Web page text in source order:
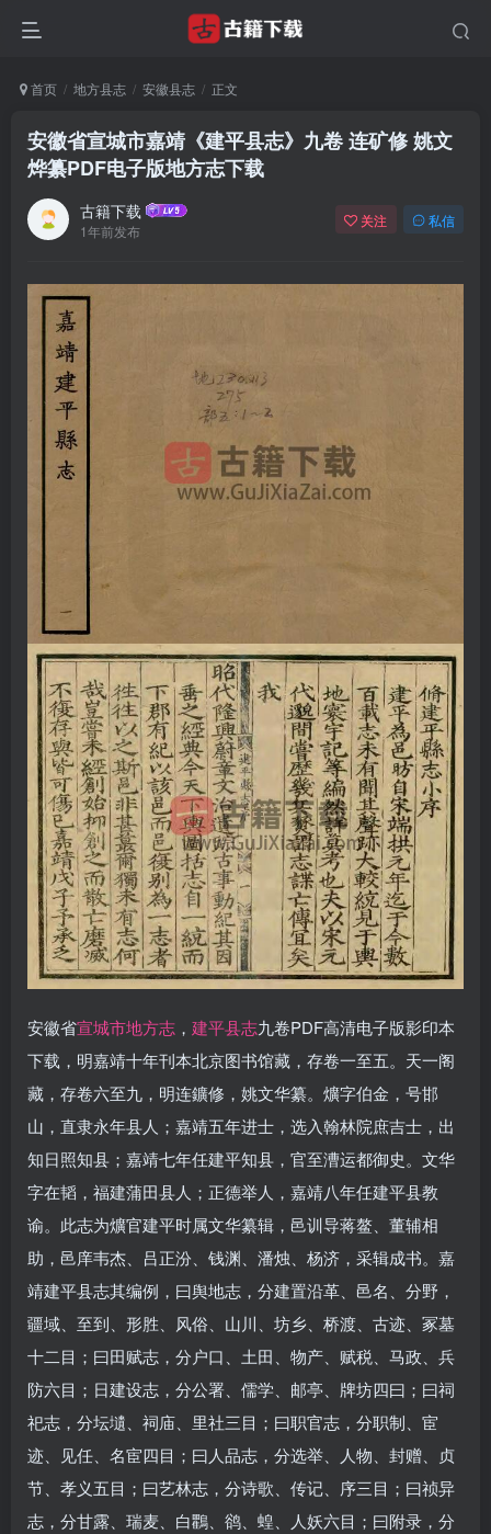
首页 地方县志 安徽县志 正文
安徽省宣城市嘉靖《建平县志》九卷 连矿修 姚文
烨纂PDF电子版地方志下载
古籍下载
1年前发布
关注 私信
安徽省宣城市地方志 ， 建平县志九卷PDF高清电子版影印本
下载，明嘉靖十年刊本北京图书馆藏，存卷一至五。天一阁
藏，存卷六至九，明连鑛修，姚文华纂。爌字伯金，号邯
山，直隶永年县人；嘉靖五年进士，选入翰林院庶吉士，出
知日照知县；嘉靖七年任建平知县，官至漕运都御史。文华
字在韬，福建蒲田县人；正德举人，嘉靖八年任建平县教
谕。此志为爌官建平时属文华纂辑，邑训导蒋鳌、董辅相
助，邑庠韦杰、吕正汾、钱渊、潘烛、杨济，采辑成书。嘉
靖建平县志其编例，曰舆地志，分建置沿革、邑名、分野，
疆域、至到、形胜、风俗、山川、坊乡、桥渡、古迹、冢墓
十二目；曰田赋志，分户口、土田、物产、赋税、马政、兵
防六目；日建设志，分公署、儒学、邮亭、牌坊四曰；曰祠
祀志，分坛壝、祠庙、里社三目；曰职官志，分职制、宦
迹、见任、名宦四目；曰人品志，分选举、人物、封赠、贞
节、孝义五目；曰艺林志，分诗歌、传记、序三目；曰祯异
志，分甘露、瑞麦、白鸜、鹆、蝗、人妖六目；曰附录，分